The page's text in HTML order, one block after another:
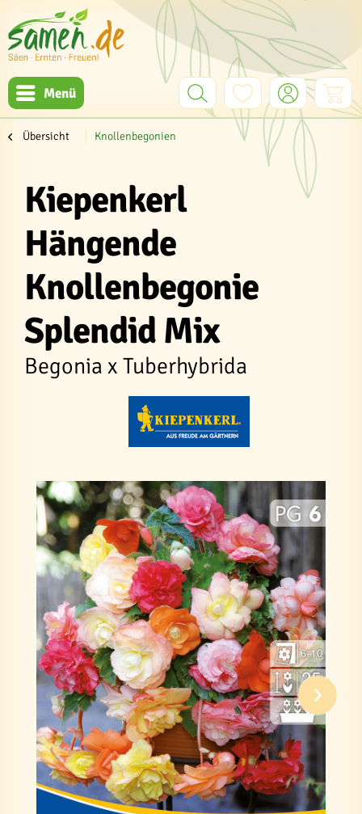
Menü
Übersicht Knollenbegonien
Kiepenkerl
Hängende
Knollenbegonie
Splendid Mix
Begonia x Tuberhybrida